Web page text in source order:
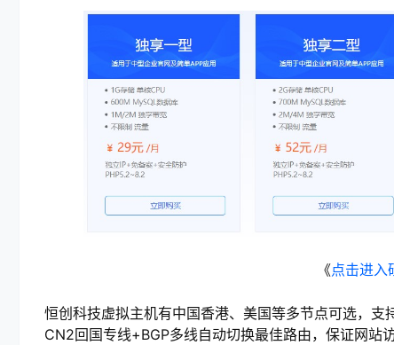
《点击进入
恒创科技虚拟主机有中国香港、美国等多节点可选，
CN2回国专线+BGP多线自动切换最佳路由，保证网站